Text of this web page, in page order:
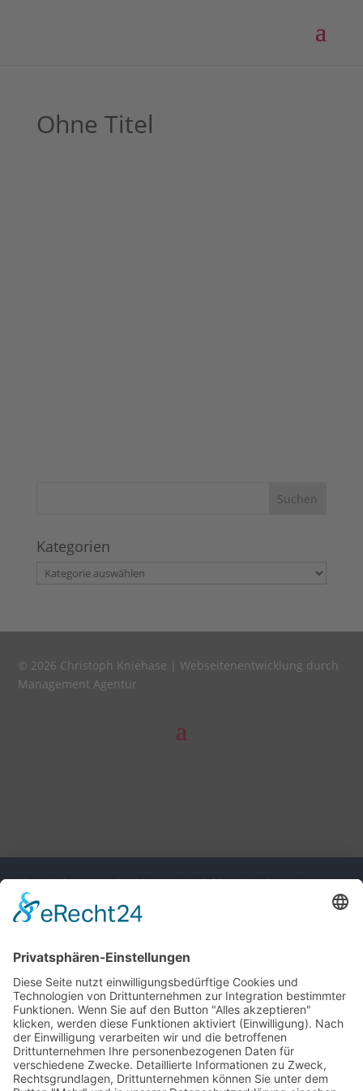
Ohne Titel
Kategorien
Kategorien
© 2026 Christoph Kniehase |Webseitenentwicklung durch
Management Agentur
Diese Seite nutzt einwilligungsbedürftige Cookies und
Technologien von Drittunternehmen zur Integration
bestimmter Funktionen. Wenn Sie auf den Button "Alles
(Einwilligung). Nach der Einwilligung verarbeiten wir und die
betroffenen Drittunternehmen Ihre personenbezogenen Daten
für verschiedene Zwecke. Detaillierte Informationen zu
Zweck, Rechtsgrundlagen, Drittunternehmen können Sie
unter dem Button "Mehr" und in unserer
Datenschutzerklärung einsehen. Sie können Ihre Einwilligung
jederzeit widerrufen.